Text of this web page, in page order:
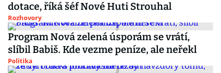
dotace, říká šéf Nové Huti Strouhal
Rozhovory
Program Nová zelená úsporám se vrátí,
slíbil Babiš. Kde vezme peníze, ale neřekl
Politika